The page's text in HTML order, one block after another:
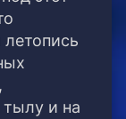
и на